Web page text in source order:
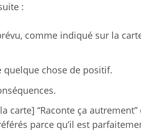
:
comme indiqué sur la
quelque chose de positif.
carte] “Raconte ça autrement”
parce qu’il est